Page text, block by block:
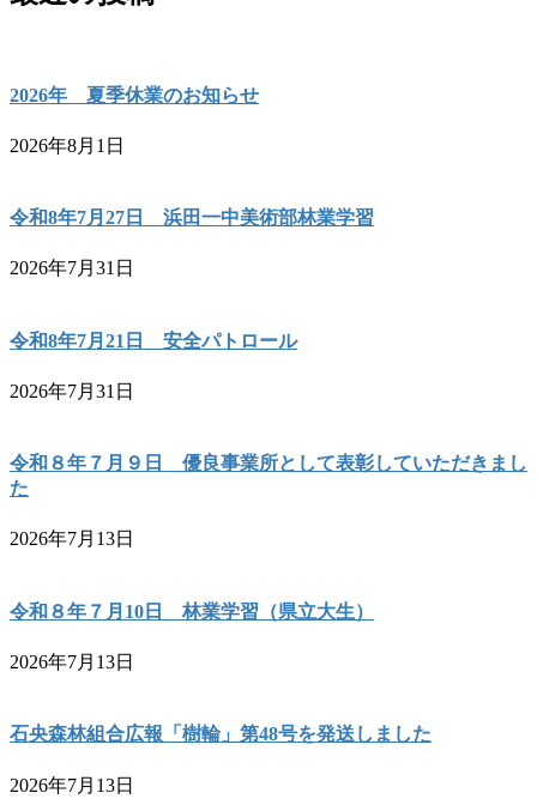
2026年 夏季休業のお知らせ
2026年8月1日
令和8年7月27日 浜田一中美術部林業学習
2026年7月31日
令和8年7月21日 安全パトロール
2026年7月31日
令和８年７月９日 優良事業所として表彰していただきまし
た
2026年7月13日
令和８年７月10日 林業学習（県立大生）
2026年7月13日
石央森林組合広報「樹輪」第48号を発送しました
2026年7月13日